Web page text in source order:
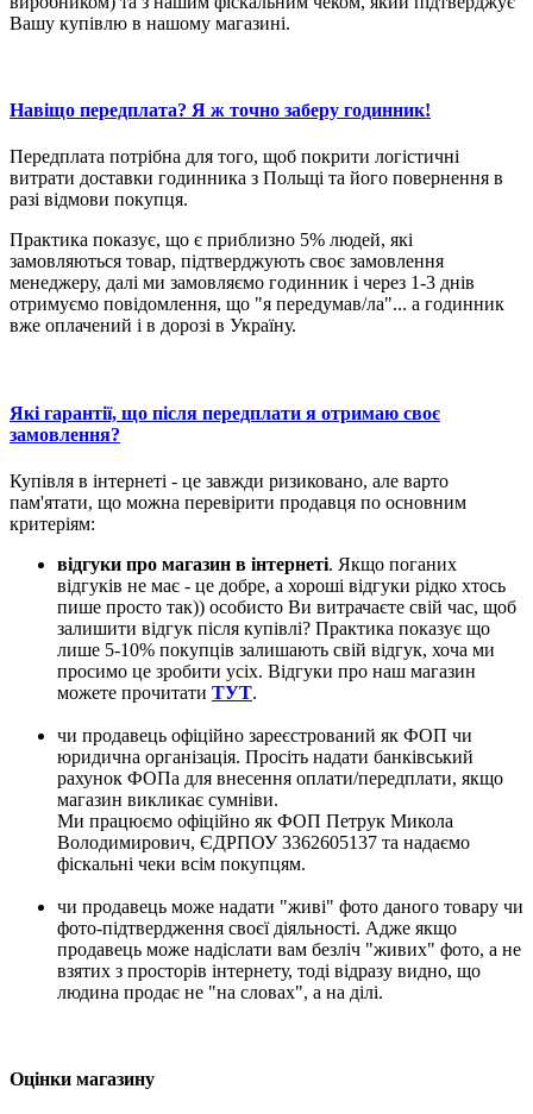
Вашу купівлю в нашому магазині.
Навіщо передплата? Я ж точно заберу годинник!
Передплата потрібна для того, щоб покрити логістичні
витрати доставки годинника з Польщі та його повернення в
разі відмови покупця.
Практика показує, що є приблизно 5% людей, які
замовляються товар, підтверджують своє замовлення
менеджеру, далі ми замовляємо годинник і через 1-3 днів
отримуємо повідомлення, що "я передумав/ла"... а годинник
вже оплачений і в дорозі в Україну.
Які гарантії, що після передплати я отримаю своє
замовлення?
Купівля в інтернеті - це завжди ризиковано, але варто
пам'ятати, що можна перевірити продавця по основним
критеріям:
відгуки про магазин в інтернеті. Якщо поганих
відгуків не має - це добре, а хороші відгуки рідко хтось
пише просто так)) особисто Ви витрачаєте свій час, щоб
залишити відгук після купівлі? Практика показує що
лише 5-10% покупців залишають свій відгук, хоча ми
просимо це зробити усіх. Відгуки про наш магазин
можете прочитати ТУТ.
чи продавець офіційно зареєстрований як ФОП чи
юридична організація. Просіть надати банківський
рахунок ФОПа для внесення оплати/передплати, якщо
магазин викликає сумніви.
Ми працюємо офіційно як ФОП Петрук Микола
Володимирович, ЄДРПОУ 3362605137 та надаємо
фіскальні чеки всім покупцям.
чи продавець може надати "живі" фото даного товару чи
фото-підтвердження своєї діяльності. Адже якщо
продавець може надіслати вам безліч "живих" фото, а не
взятих з просторів інтернету, тоді відразу видно, що
людина продає не "на словах", а на ділі.
Оцінки магазину